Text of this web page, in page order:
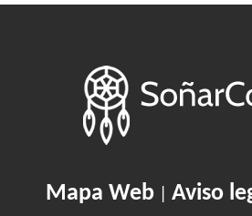
Mapa Web| Aviso